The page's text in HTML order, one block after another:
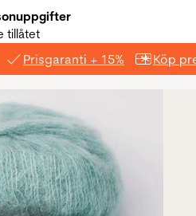
tillåtet
Prisgaranti + 15% Köp